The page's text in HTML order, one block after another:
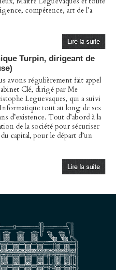
compétence, art de l’a
Turpin, dirigeant de
avons régulièrement fait appel
Clé, dirigé par Me
Leguevaques, qui a suivi
tout au long de ses
d’existence. Tout d’abord à la
de la société pour sécuriser
capital, pour le départ d’un